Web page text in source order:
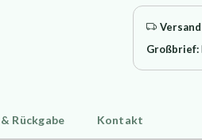
Großbrief:
Rückgabe Kontakt